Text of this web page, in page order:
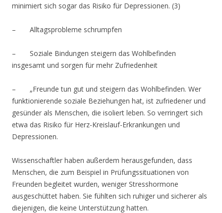
minimiert sich sogar das Risiko für Depressionen. (3)
– Alltagsprobleme schrumpfen
– Soziale Bindungen steigern das Wohlbefinden
insgesamt und sorgen für mehr Zufriedenheit
– „Freunde tun gut und steigern das Wohlbefinden. Wer
funktionierende soziale Beziehungen hat, ist zufriedener und
gesünder als Menschen, die isoliert leben. So verringert sich
etwa das Risiko für Herz-Kreislauf-Erkrankungen und
Depressionen.
Wissenschaftler haben außerdem herausgefunden, dass
Menschen, die zum Beispiel in Prüfungssituationen von
Freunden begleitet wurden, weniger Stresshormone
ausgeschüttet haben. Sie fühlten sich ruhiger und sicherer als
diejenigen, die keine Unterstützung hatten.